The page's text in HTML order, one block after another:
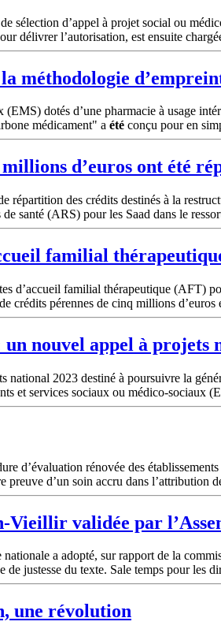
sélection d’appel à projet social ou
délivrer l’autorisation, est ensuite
méthodologie
dotés d’une pharmacie à usage
médicament" a été conçu pour en
d’euros ont été
répartition des crédits destinés à la
santé (ARS) pour les Saad dans le
familial
d’accueil familial thérapeutique (AFT)
crédits pérennes de cinq millions
nouvel appel à
2023 destiné à poursuivre la
et services sociaux ou médico-sociaux
d’évaluation rénovée des
d’un soin accru dans l’attribution
validée par
a adopté, sur rapport de la
de justesse du texte. Sale temps pour les
une révolution